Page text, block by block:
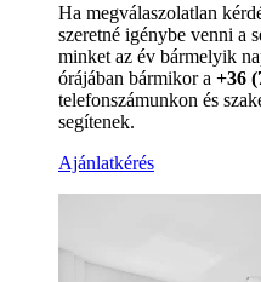
Ha megválaszolatlan
szeretné igénybe venni a
minket az év bármelyik
órájában bármikor a +36
telefonszámunkon és
segítenek.
Ajánlatkérés